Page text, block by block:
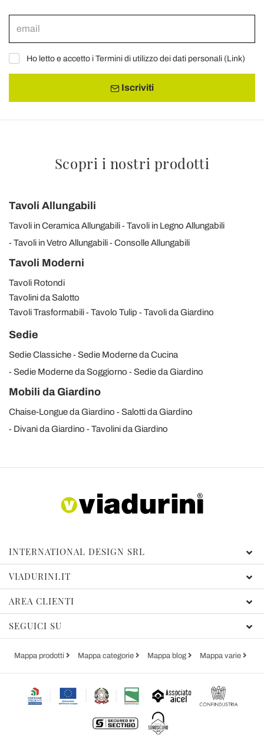
Ho letto e accetto i Termini di utilizzo dei dati personali (Link)
Iscriviti
Scopri i nostri prodotti
Tavoli Allungabili
Tavoli in Ceramica Allungabili
Tavoli in Legno Allungabili
Tavoli in Vetro Allungabili
Consolle Allungabili
Tavoli Moderni
Tavoli Rotondi
Tavolini da Salotto
Tavoli Trasformabili
Tavolo Tulip Tavoli da Giardino
Sedie
Sedie Classiche
Sedie Moderne da Cucina
Sedie Moderne da Soggiorno
Sedie da Giardino
Mobili da Giardino
Chaise-Longue da Giardino
Salotti da Giardino
Divani da Giardino
Tavolini da Giardino
INTERNATIONAL DESIGN SRL
VIADURINI.IT
AREA CLIENTI
SEGUICI SU
Mappa prodotti Mappa categorie Mappa blog Mappa varie